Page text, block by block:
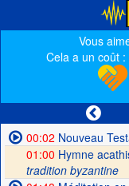
Vous
Cela a un coût
00:02 Nouveau
01:00 Hymne
tradition byzantine